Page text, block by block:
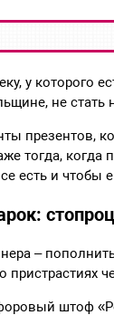
у которого
не
презентов,
тогда,
есть и
–
штоф